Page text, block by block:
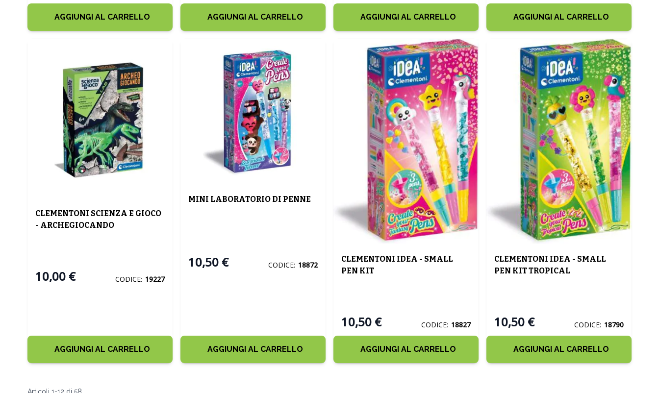
AGGIUNGI AL CARRELLO AGGIUNGI AL CARRELLO AGGIUNGI AL CARRELLO AGGIUNGI AL CARRELLO
CLEMENTONI SCIENZA E GIOCO
- ARCHEGIOCANDO
10,00 € CODICE: 19227
AGGIUNGI AL CARRELLO
MINI LABORATORIO DI PENNE
10,50 € CODICE: 18872
AGGIUNGI AL CARRELLO
CLEMENTONI IDEA - SMALL
PEN KIT
10,50 € CODICE: 18827
AGGIUNGI AL CARRELLO
CLEMENTONI IDEA - SMALL
PEN KIT TROPICAL
10,50 € CODICE: 18790
AGGIUNGI AL CARRELLO